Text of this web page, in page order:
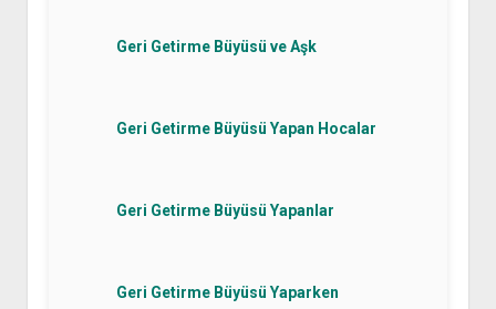
Geri Getirme Büyüsü ve Aşk
Geri Getirme Büyüsü Yapan Hocalar
Geri Getirme Büyüsü Yapanlar
Geri Getirme Büyüsü Yaparken